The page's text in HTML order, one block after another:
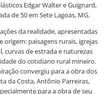
Edgar Walter e Guignard,
de 50 em Sete Lagoas, MG.
da realidade, apresentadas
origem: paisagens rurais, igrejas
curvas de estrada e naturezas
do cotidiano rural mineiro.
convergiu para a obra dos
da Costa, Antônio Parreiras,
para a obra de seu